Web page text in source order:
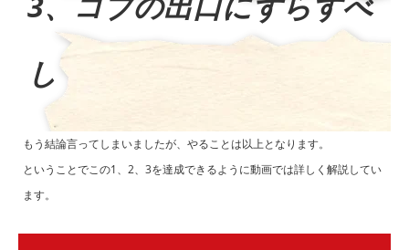
し
もう結論言ってしまいましたが、やることは以上となります。
ということでこの1、2、3を達成できるように動画では詳しく解説してい
ます。